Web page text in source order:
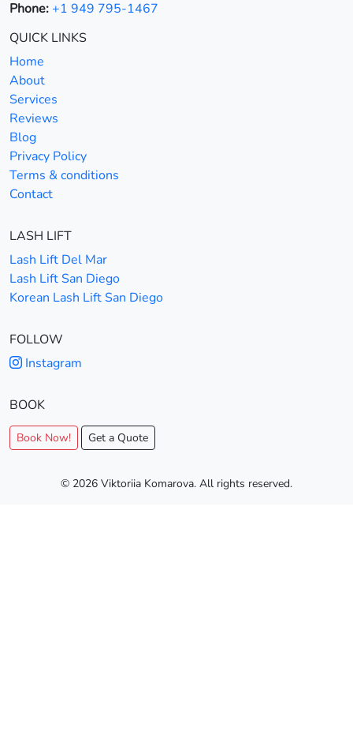
Phone:+1 949 795-1467
QUICK LINKS
Home
About
Services
Reviews
Blog
Privacy Policy
Terms & conditions
Contact
LASH LIFT
Lash Lift Del Mar
Lash Lift San Diego
Korean Lash Lift San Diego
FOLLOW
Instagram
BOOK
Book Now! Get a Quote
© 2026 Viktoriia Komarova. All rights reserved.